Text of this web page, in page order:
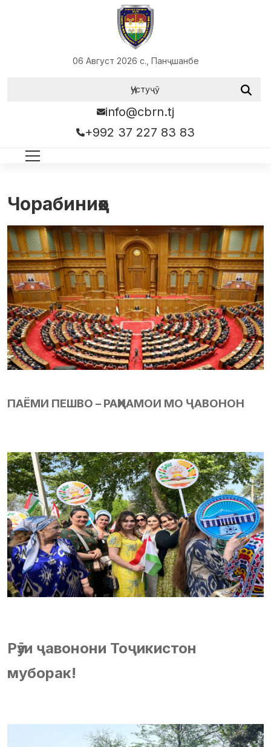
06 Август 2026 с., Панҷшанбе
info@cbrn.tj
+992 37 227 83 83
Чорабиниҳо
ПАЁМИ ПЕШВО – РАҲНАМОИ МО ҶАВОНОН
Рӯзи ҷавонони Тоҷикистон
муборак!